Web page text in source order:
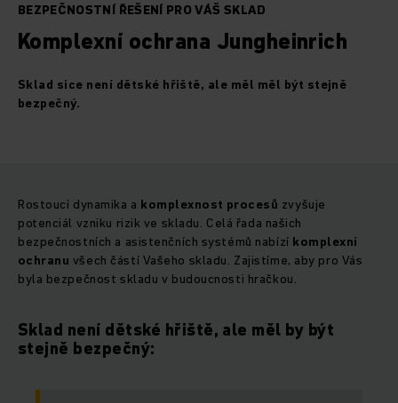
BEZPEČNOSTNÍ ŘEŠENÍ PRO VÁŠ SKLAD
Komplexní ochrana Jungheinrich
Sklad sice není dětské hřiště, ale měl měl být stejně
bezpečný.
Rostoucí dynamika a komplexnost procesů zvyšuje
potenciál vzniku rizik ve skladu. Celá řada našich
bezpečnostních a asistenčních systémů nabízí komplexní
ochranu všech částí Vašeho skladu. Zajistíme, aby pro Vás
byla bezpečnost skladu v budoucnosti hračkou.
Sklad není dětské hřiště, ale měl by být
stejně bezpečný: